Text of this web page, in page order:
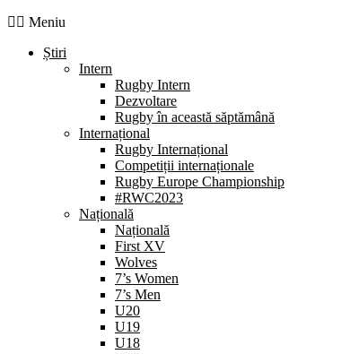
Meniu
Știri
Intern
Rugby Intern
Dezvoltare
Rugby în această săptămână
Internațional
Rugby Internațional
Competiții internaționale
Rugby Europe Championship
#RWC2023
Națională
Națională
First XV
Wolves
7’s Women
7’s Men
U20
U19
U18